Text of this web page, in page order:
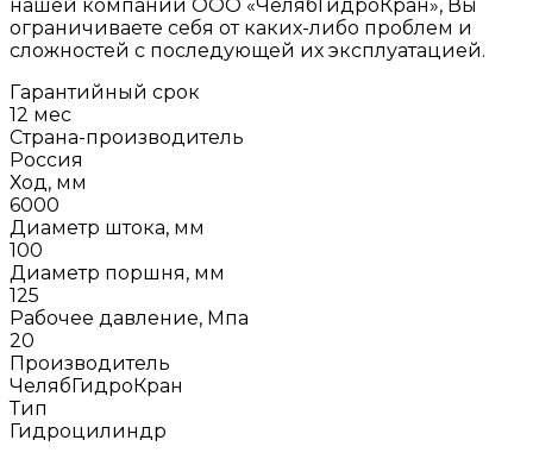
нашей компании ООО «ЧелябГидроКран», Вы
ограничиваете себя от каких-либо проблем и
сложностей с последующей их эксплуатацией.
Гарантийный срок
12 мес
Страна-производитель
Россия
Ход, мм
6000
Диаметр штока, мм
100
Диаметр поршня, мм
125
Рабочее давление, Мпа
20
Производитель
ЧелябГидроКран
Тип
Гидроцилиндр